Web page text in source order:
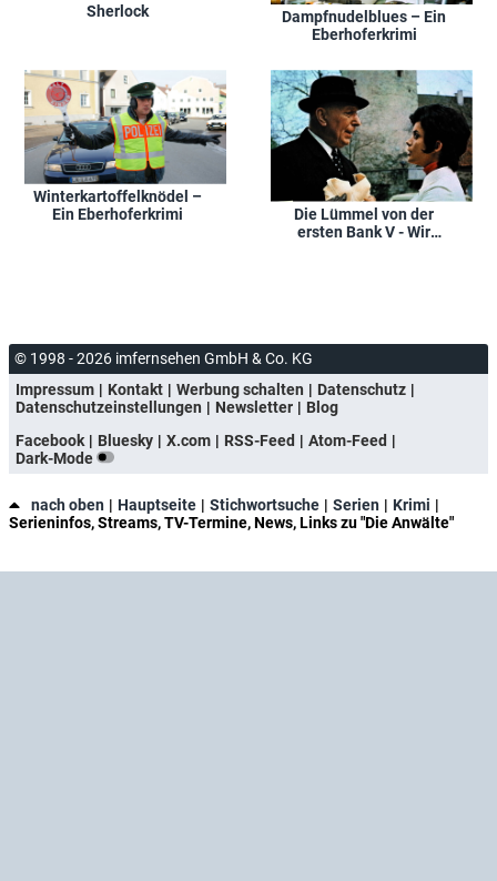
Sherlock
Dampfnudelblues – Ein
Eberhoferkrimi
Winterkartoffelknödel –
Ein Eberhoferkrimi
Die Lümmel von der
ersten Bank V - Wir
© 1998 - 2026 imfernsehen GmbH & Co. KG
Impressum
Kontakt Werbung schalten
Datenschutz
Datenschutzeinstellungen
Newsletter
Blog
Facebook
Bluesky X.com RSS-Feed
Atom-Feed
Dark-Mode
nach oben Hauptseite Stichwortsuche Serien
Krimi
Serieninfos, Streams, TV-Termine, News, Links zu "Die Anwälte"